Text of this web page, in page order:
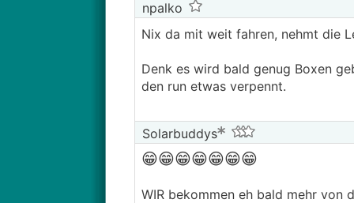
npalko
Nix da mit weit fahren, nehmt die
Denk es wird bald genug Boxen
den run etwas verpennt.
Solarbuddys
😁😁😁😁😁😁😁
WIR bekommen eh bald mehr von